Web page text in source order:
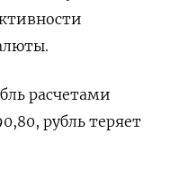
расчетами
рубль теряет